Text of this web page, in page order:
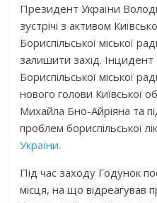
Президент України
зустрічі з активом
Бориспільської міської
залишити захід. Інцидент
Бориспільської міської
нового голови Київської
Михайла Бно-Айріяна та
проблем бориспільської
України.
Під час заходу Годунок
місця, на що відреагував